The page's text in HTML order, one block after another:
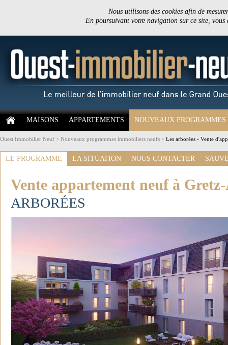
Nous utilisons des cookies afin de
En poursuivant votre navigation sur ce site,
MAISONS APPARTEMENTS NOUVEAUX PROGRAMMES
Ouest Immobilier Neuf > Nouveaux programmes immobiliers neufs > Les arborées - Vente
LE PROGRAMME LA SITUATION NOUS CONTACTER
Vente appartement neuf à
ARBORÉES